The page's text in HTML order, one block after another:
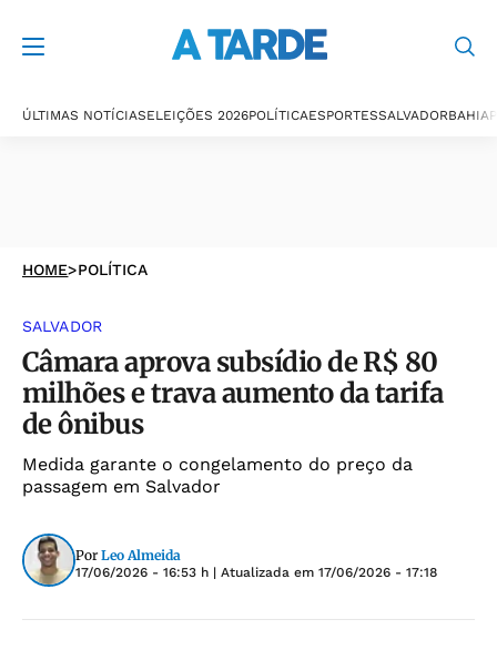
ÚLTIMAS NOTÍCIASELEIÇÕES 2026POLÍTICAESPORTESSALVADORBAHIA
HOME>POLÍTICA
SALVADOR
Câmara aprova subsídio de R$ 80
milhões e trava aumento da tarifa
de ônibus
Medida garante o congelamento do preço da
passagem em Salvador
Por Leo Almeida
17/06/2026 - 16:53 h | Atualizada em 17/06/2026 - 17:18